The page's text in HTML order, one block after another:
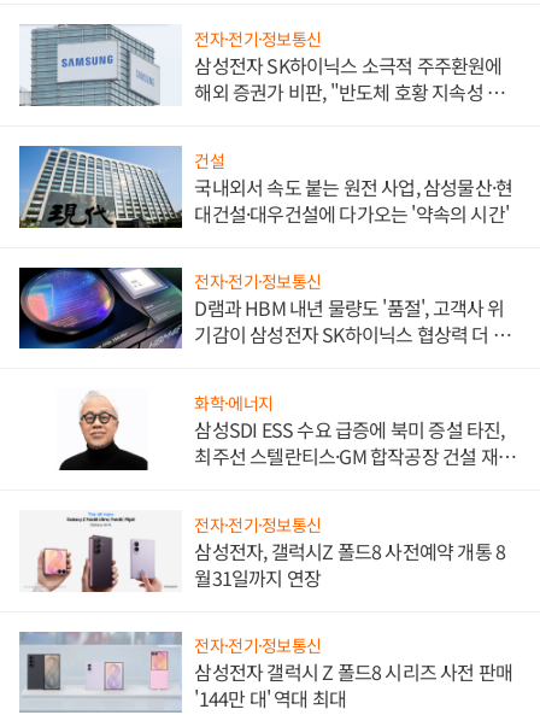
전자·전기·정보통신
삼성전자 SK하이닉스 소극적 주주환원에
해외 증권가 비판, "반도체 호황 지속성 의
건설
국내외서 속도 붙는 원전 사업, 삼성물산·현
대건설·대우건설에 다가오는 '약속의 시간'
전자·전기·정보통신
D램과 HBM 내년 물량도 '품절', 고객사 위
기감이 삼성전자 SK하이닉스 협상력 더 키
화학·에너지
삼성SDI ESS 수요 급증에 북미 증설 타진,
최주선 스텔란티스·GM 합작공장 건설 재추
전자·전기·정보통신
삼성전자, 갤럭시Z 폴드8 사전예약 개통 8
월31일까지 연장
전자·전기·정보통신
삼성전자 갤럭시 Z 폴드8 시리즈 사전 판매
'144만 대' 역대 최대